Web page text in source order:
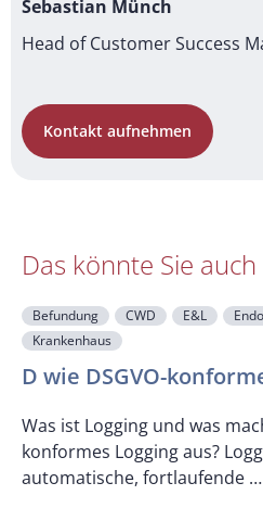
Sebastian Münch
Head of Customer Success
Kontakt aufnehmen
Das könnte Sie
Befundung CWD E&L
Krankenhaus
D wie DSGVO-
Was ist Logging und was
konformes Logging aus?
automatische, fortlaufende …